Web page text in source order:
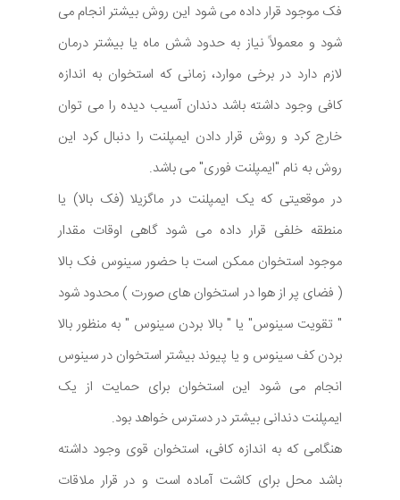
فک موجود قرار داده می شود این روش بیشتر انجام می
شود و معمولاً نیاز به حدود شش ماه یا بیشتر درمان
لازم دارد در برخی موارد، زمانی که استخوان به اندازه
کافی وجود داشته باشد دندان آسیب دیده را می توان
خارج کرد و روش قرار دادن ایمپلنت را دنبال کرد این
روش به نام "ایمپلنت فوری" می باشد.
در موقعیتی که یک ایمپلنت در ماگزیلا (فک بالا) یا
منطقه خلفی قرار داده می شود گاهی اوقات مقدار
موجود استخوان ممکن است با حضور سینوس فک بالا
( فضای پر از هوا در استخوان های صورت ) محدود شود
" تقویت سینوس" یا " بالا بردن سینوس " به منظور بالا
بردن کف سینوس و یا پیوند بیشتر استخوان در سینوس
انجام می شود این استخوان برای حمایت از یک
ایمپلنت دندانی بیشتر در دسترس خواهد بود.
هنگامی که به اندازه کافی، استخوان قوی وجود داشته
باشد محل برای کاشت آماده است و در قرار ملاقات